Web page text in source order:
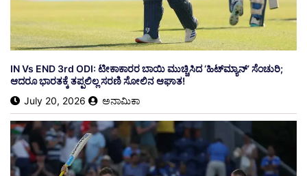
IN Vs END 3rd ODI: ಟೀಕಾಕಾರರ ಬಾಯಿ ಮುಚ್ಚಿಸಿದ ‘ಹಿಟ್‌ಮ್ಯಾನ್’ ಸೆಂಚುರಿ;
ಆದರೂ ಭಾರತಕ್ಕೆ ತಪ್ಪಲಿಲ್ಲ ಸರಣಿ ಸೋಲಿನ ಆಘಾತ!
July 20, 2026
ಅನಾಮಿಕಾ